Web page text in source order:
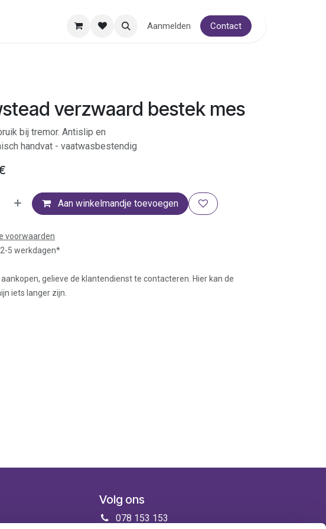
Aanmelden Contact
verzwaard bestek mes
bij tremor. Antislip en
handvat - vaatwasbestendig
Aan winkelmandje toevoegen
voorwaarden
2-5 werkdagen*
gelieve de klantendienst te contacteren. Hier kan de
iets langer zijn.
Volg ons
078 153 153